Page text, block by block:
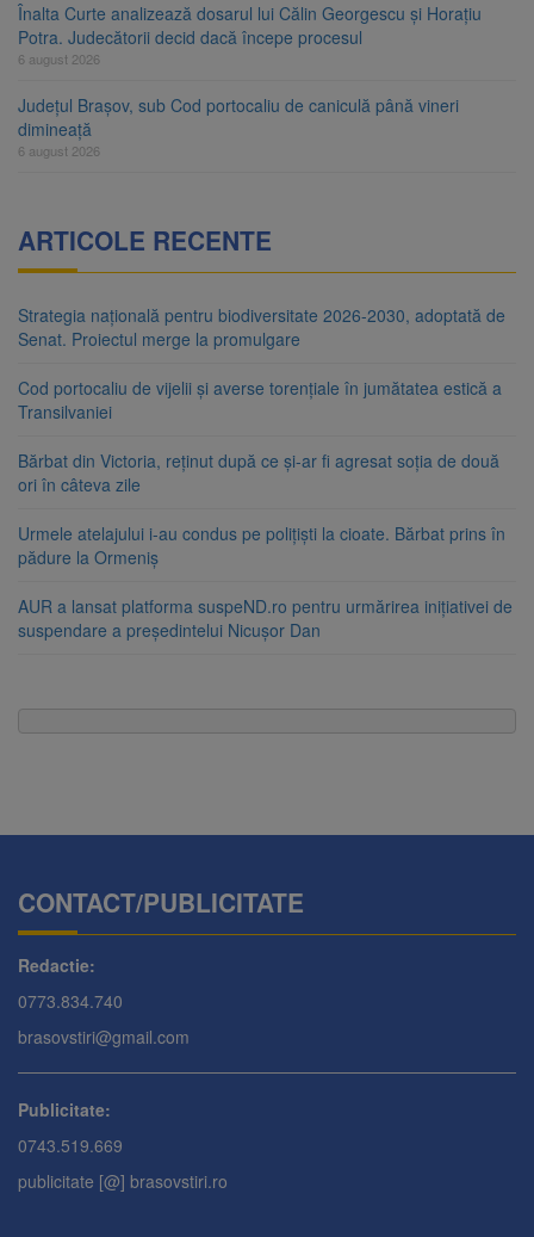
Înalta Curte analizează dosarul lui Călin Georgescu și Horațiu
Potra. Judecătorii decid dacă începe procesul
6 august 2026
Județul Brașov, sub Cod portocaliu de caniculă până vineri
dimineață
6 august 2026
ARTICOLE RECENTE
Strategia națională pentru biodiversitate 2026-2030, adoptată de
Senat. Proiectul merge la promulgare
Cod portocaliu de vijelii și averse torențiale în jumătatea estică a
Transilvaniei
Bărbat din Victoria, reținut după ce și-ar fi agresat soția de două
ori în câteva zile
Urmele atelajului i-au condus pe polițiști la cioate. Bărbat prins în
pădure la Ormeniș
AUR a lansat platforma suspeND.ro pentru urmărirea inițiativei de
suspendare a președintelui Nicușor Dan
CONTACT/PUBLICITATE
Redactie:
0773.834.740
brasovstiri@gmail.com
Publicitate:
0743.519.669
publicitate [@] brasovstiri.ro